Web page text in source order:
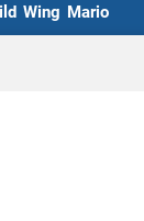
Wing Mario